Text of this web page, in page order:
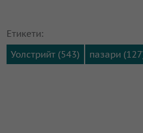
Етикети:
Уолстрийт (543)
пазари